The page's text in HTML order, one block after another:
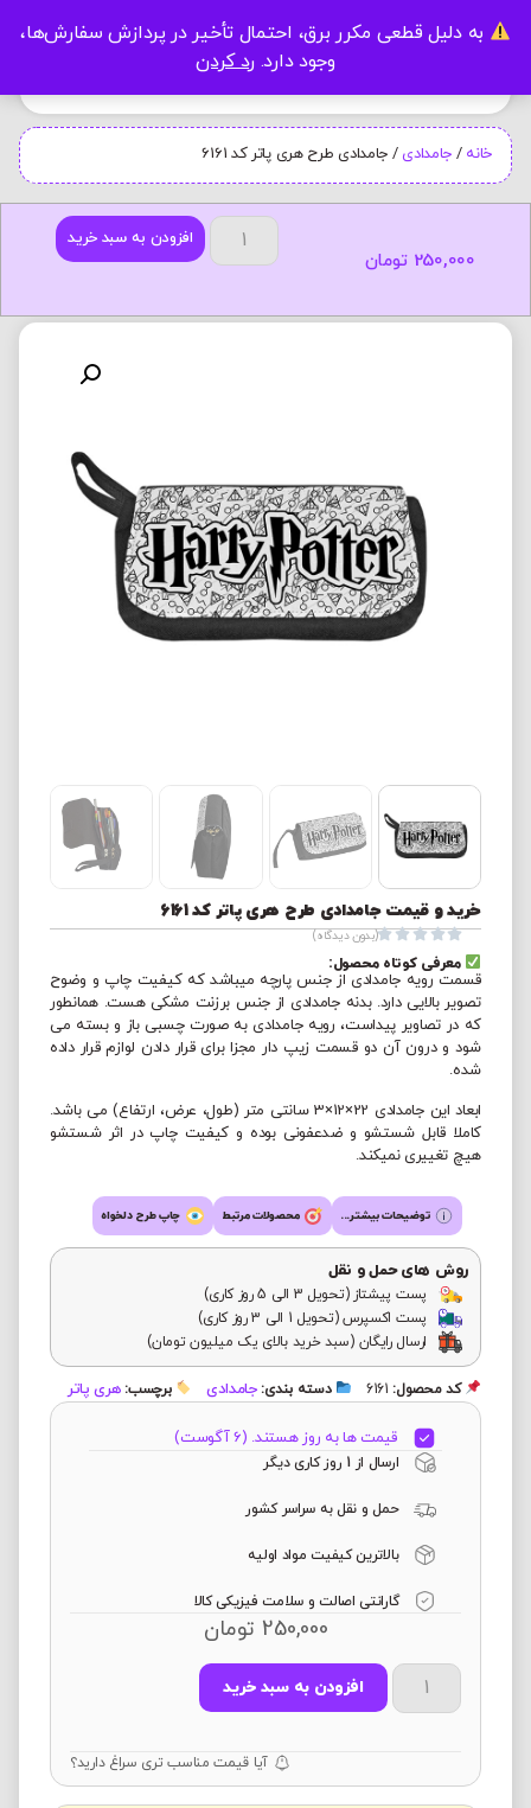
به دلیل قطعی مکرر برق، احتمال تأخیر در پردازش سفارش‌ها،
وجود دارد. رد کردن
خانه / جامدادی / جامدادی طرح هری پاتر کد 6161
افزودن به سبد خرید
250,000 تومان
خرید و قیمت جامدادی طرح هری پاتر کد 6161




(بدون دیدگاه)
معرفی کوتاه محصول:
قسمت رویه جامدادی از جنس پارچه میباشد که کیفیت چاپ و وضوح
تصویر بالایی دارد. بدنه جامدادی از جنس برزنت مشکی هست. همانطور
که در تصاویر پیداست، رویه جامدادی به صورت چسبی باز و بسته می
شود و درون آن دو قسمت زیپ دار مجزا برای قرار دادن لوازم قرار داده
شده.
ابعاد این جامدادی 22×12×3 سانتی متر (طول، عرض، ارتفاع) می باشد.
کاملا قابل شستشو و ضدعفونی بوده و کیفیت چاپ در اثر شستشو
هیچ تغییری نمیکند.
توضیحات بیشتر... محصولات مرتبط چاپ طرح دلخواه
روش های حمل و نقل
پست پیشتاز (تحویل 3 الی 5 روز کاری)
پست اکسپرس (تحویل 1 الی 3 روز کاری)
ارسال رایگان (سبد خرید بالای یک میلیون تومان)
کد محصول: 6161 دسته بندی: جامدادی برچسب: هری پاتر
قیمت ها به روز هستند. (6 آگوست)
ارسال از 1 روز کاری دیگر
حمل و نقل به سراسر کشور
بالاترین کیفیت مواد اولیه
گارانتی اصالت و سلامت فیزیکی کالا
250,000 تومان
افزودن به سبد خرید
آیا قیمت مناسب تری سراغ دارید؟